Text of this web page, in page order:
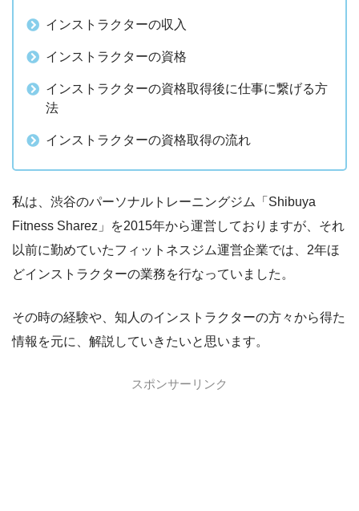
インストラクターの収入
インストラクターの資格
インストラクターの資格取得後に仕事に繋げる方
法
インストラクターの資格取得の流れ
私は、渋谷のパーソナルトレーニングジム「Shibuya
Fitness Sharez」を2015年から運営しておりますが、それ
以前に勤めていたフィットネスジム運営企業では、2年ほ
どインストラクターの業務を行なっていました。
その時の経験や、知人のインストラクターの方々から得た
情報を元に、解説していきたいと思います。
スポンサーリンク